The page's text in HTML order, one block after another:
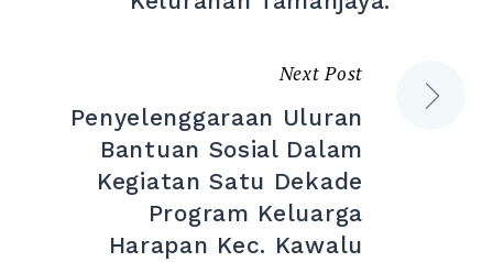
Next Post
Penyelenggaraan Uluran
Bantuan Sosial Dalam
Kegiatan Satu Dekade
Program Keluarga
Harapan Kec. Kawalu